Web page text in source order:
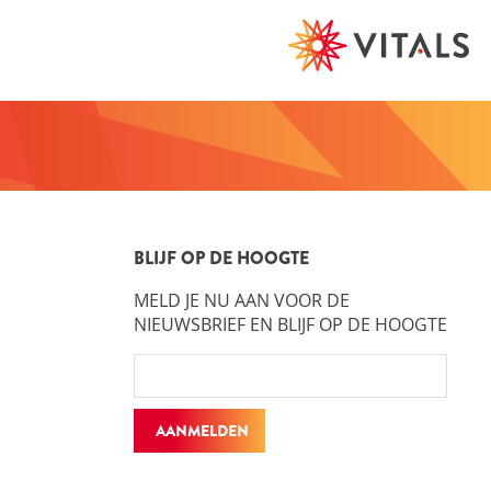
BLIJF OP DE HOOGTE
MELD JE NU AAN VOOR DE
NIEUWSBRIEF EN BLIJF OP DE HOOGTE
AANMELDEN